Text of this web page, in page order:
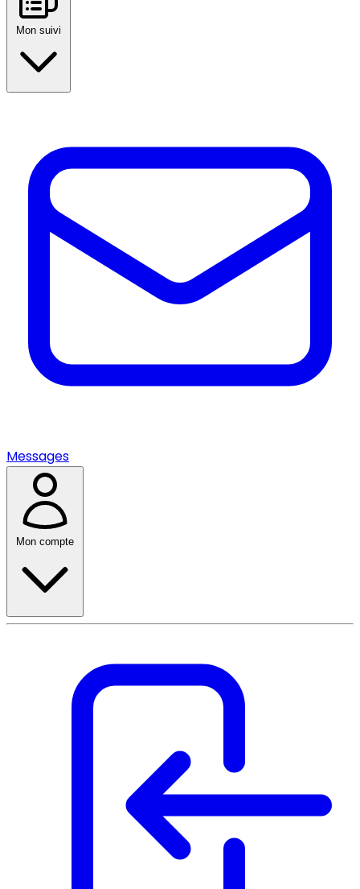
Mon suivi
Messages
Mon compte